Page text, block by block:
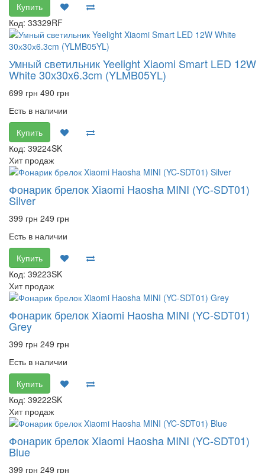
Купить
Код: 33329RF
Умный светильник Yeelight Xiaomi Smart LED 12W
White 30х30х6.3cm (YLMB05YL)
699 грн 490 грн
Есть в наличии
Купить
Код: 39224SK
Хит продаж
Фонарик брелок Xiaomi Haosha MINI (YC-SDT01)
Silver
399 грн 249 грн
Есть в наличии
Купить
Код: 39223SK
Хит продаж
Фонарик брелок Xiaomi Haosha MINI (YC-SDT01)
Grey
399 грн 249 грн
Есть в наличии
Купить
Код: 39222SK
Хит продаж
Фонарик брелок Xiaomi Haosha MINI (YC-SDT01)
Blue
399 грн 249 грн